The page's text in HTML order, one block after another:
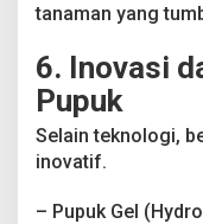
tanaman yang
6. Inovasi
Pupuk
Selain teknologi,
inovatif.
– Pupuk Gel